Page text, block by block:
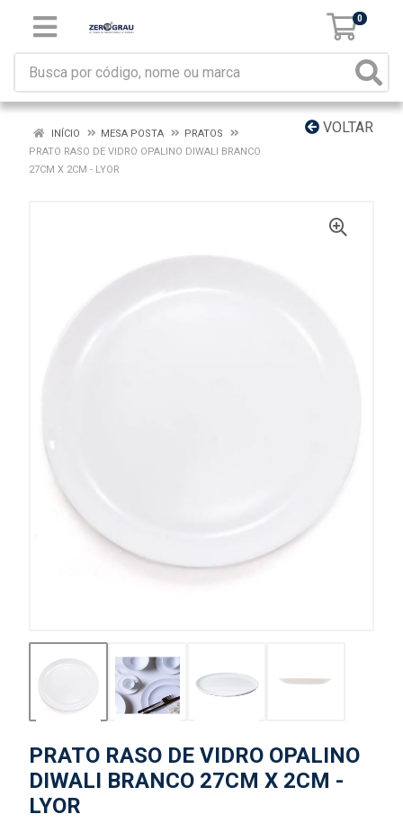
0
VOLTAR
INÍCIO MESA POSTA
PRATOS
PRATO RASO DE VIDRO OPALINO DIWALI BRANCO
27CM X 2CM - LYOR
PRATO RASO DE VIDRO OPALINO
DIWALI BRANCO 27CM X 2CM -
LYOR